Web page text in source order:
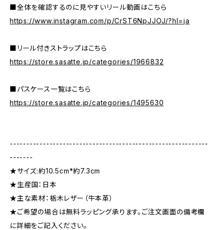
■全体を確認するのに見やすいリール動画はこちら
https://www.instagram.com/p/CrST6NpJJOJ/?hl=ja
■リール付きストラップはこちら
https://store.sasatte.jp/categories/1966832
■パスケース一覧はこちら
https://store.sasatte.jp/categories/1495630
------------------------------------------------------------
-------
★サイズ:約10.5cm*約7.3cm
★生産国：日本
★主な素材：栃木レザー（牛本革）
★ご希望の場合は無料ラッピング承ります。ご注文画面の備考欄
に詳細をご記入ください。